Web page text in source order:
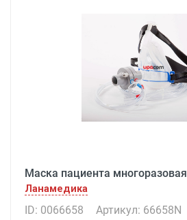
Маска пациента многоразовая
Ланамедика
ID: 0066658 Артикул: 66658N